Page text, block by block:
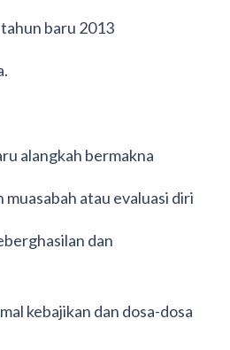
baru 2013
alangkah bermakna
muasabah atau evaluasi diri
dan
kebajikan dan dosa-dosa